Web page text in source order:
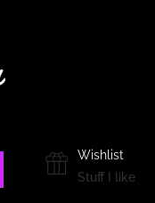
Wishlist
Stuff I like